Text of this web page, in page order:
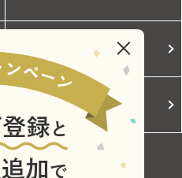
ご利用規約